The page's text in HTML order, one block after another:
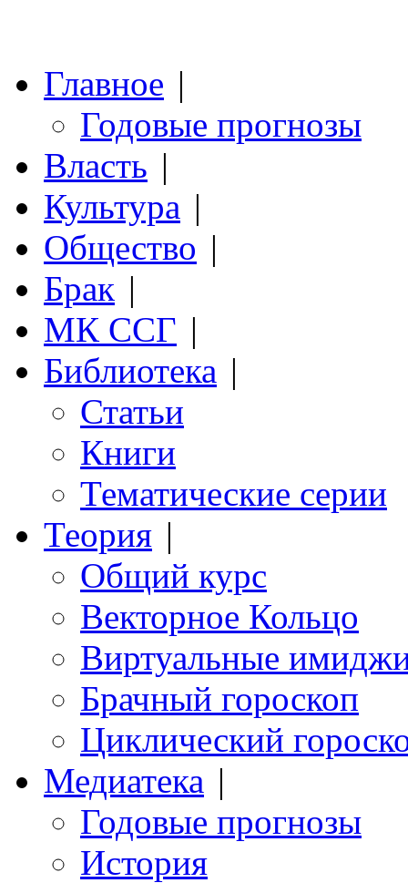
Главное |
Годовые прогнозы
Власть |
Культура |
Общество |
Брак |
МК ССГ |
Библиотека |
Статьи
Книги
Тематические серии
Теория |
Общий курс
Векторное Кольцо
Виртуальные
Брачный гороскоп
Циклический
Медиатека |
Годовые прогнозы
История